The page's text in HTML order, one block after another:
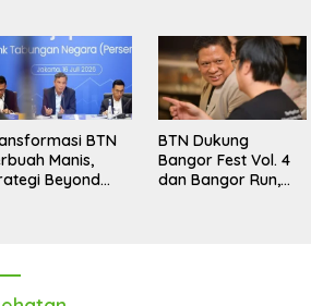
Akhir Tahun
BTN
Manis,
Beyond
BTN Dukung
Bangor Fest Vol. 4
dan Bangor Run,